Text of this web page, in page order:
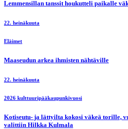
Lemmensillan tanssit houkutteli paikalle
22. heinäkuuta
Eläimet
Maaseudun arkea ihmisten nähtäville
22. heinäkuuta
2026 kulttuuripääkaupunkivuosi
Kotiseutu- ja lättyilta kokosi väkeä torille,
valittiin Hilkka Kulmala